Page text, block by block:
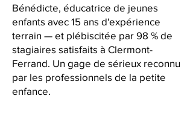
Bénédicte, éducatrice de jeunes
enfants avec 15 ans d'expérience
terrain — et plébiscitée par 98 % de
stagiaires satisfaits à Clermont-
Ferrand. Un gage de sérieux reconnu
par les professionnels de la petite
enfance.